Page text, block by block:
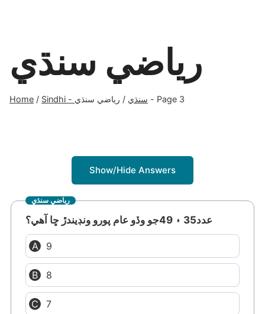
رياضي سنڌي
Home / Sindhi - سنڌي / رياضي سنڌي - Page 3
Show/Hide Answers
رياضي سنڌي
عدد35 ۽ 49جو وڏو عام پورو ونڊيندڙ ڇا آهي؟
9
8
7